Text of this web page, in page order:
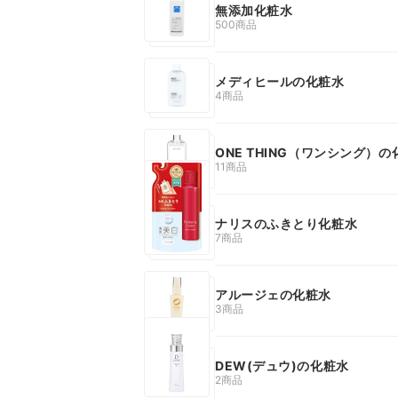
無添加化粧水
500商品
メディヒールの化粧水
4商品
ONE THING（ワンシング）の
11商品
ナリスのふきとり化粧水
7商品
アルージェの化粧水
3商品
DEW(デュウ)の化粧水
2商品